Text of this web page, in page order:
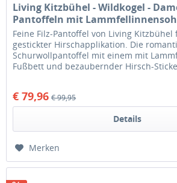
Living Kitzbühel - Wildkogel -
Pantoffeln mit
Feine Filz-Pantoffel von Living
gestickter Hirschapplikation. Die
Schurwollpantoffel mit einem mit
Fußbett und bezaubernder Hirsch-
€ 79,96 € 99,95
Details
Merken